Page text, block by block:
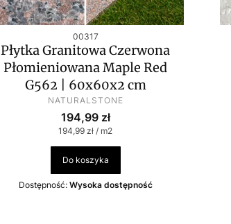
Kod produktu
00317
Płytka Granitowa Czerwona
Płomieniowana Maple Red
G562 | 60x60x2 cm
PRODUCENT
NATURALSTONE
Cena
194,99 zł
Cena jednostkowa
194,99 zł / m2
Do koszyka
Dostępność: Wysoka dostępność